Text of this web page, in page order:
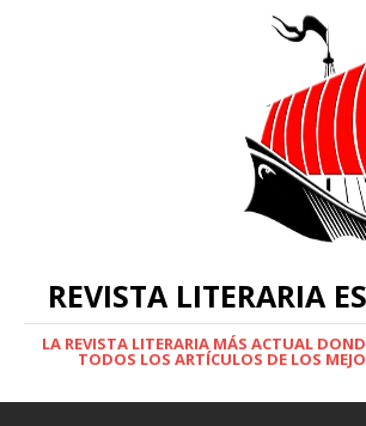
REVISTA LITERARIA
LA REVISTA LITERARIA MÁS ACTUAL
TODOS LOS ARTÍCULOS DE LOS